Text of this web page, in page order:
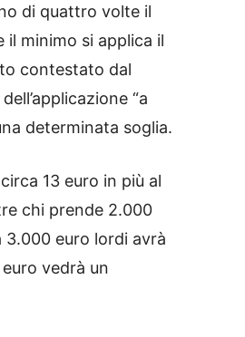
di quattro volte il
il minimo si applica il
contestato dal
“a
determinata soglia.
13 euro in più al
chi prende 2.000
euro lordi avrà
vedrà un